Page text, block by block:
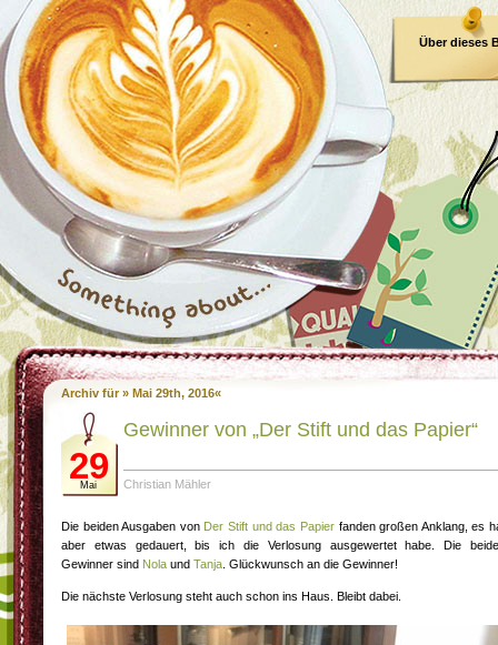
Über dieses
Archiv für » Mai 29th, 2016«
29
Mai
Gewinner von „Der Stift und das Papier“
Christian Mähler
Die beiden Ausgaben von Der Stift und das Papierfanden großen Anklang, es
aber etwas gedauert, bis ich die Verlosung ausgewertet habe. Die
Gewinner sind Nola und Tanja . Glückwunsch an die Gewinner!
Die nächste Verlosung steht auch schon ins Haus. Bleibt dabei.